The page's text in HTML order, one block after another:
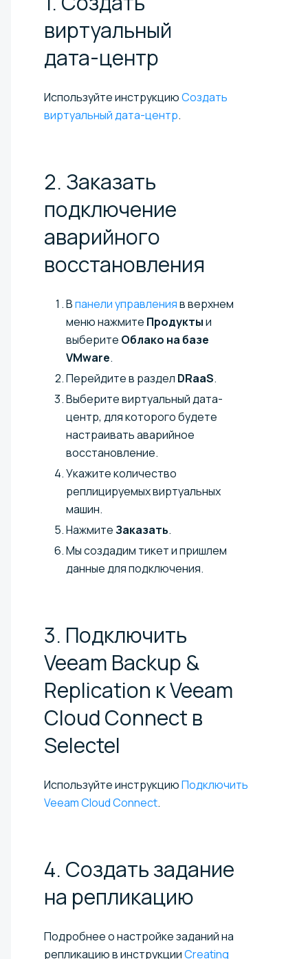
виртуальный
дата-центр
Используйте инструкциюСоздать
виртуальный дата-центр.
2. Заказать
подключение
аварийного
восстановления
Впанели управленияв верхнем
меню нажмите Продуктыи
выберите Облако на базе
VMware.
Перейдите в раздел DRaaS.
Выберите виртуальный дата-
центр, для которого будете
настраивать аварийное
восстановление.
Укажите количество
реплицируемых виртуальных
машин.
НажмитеЗаказать.
Мы создадим тикет и пришлем
данные для подключения.
3. Подключить
Veeam Backup &
Replication к Veeam
Cloud Connect в
Selectel
Используйте инструкциюПодключить
Veeam Cloud Connect.
4. Создать задание
на репликацию
Подробнее о настройке заданий на
репликацию в инструкцииCreating